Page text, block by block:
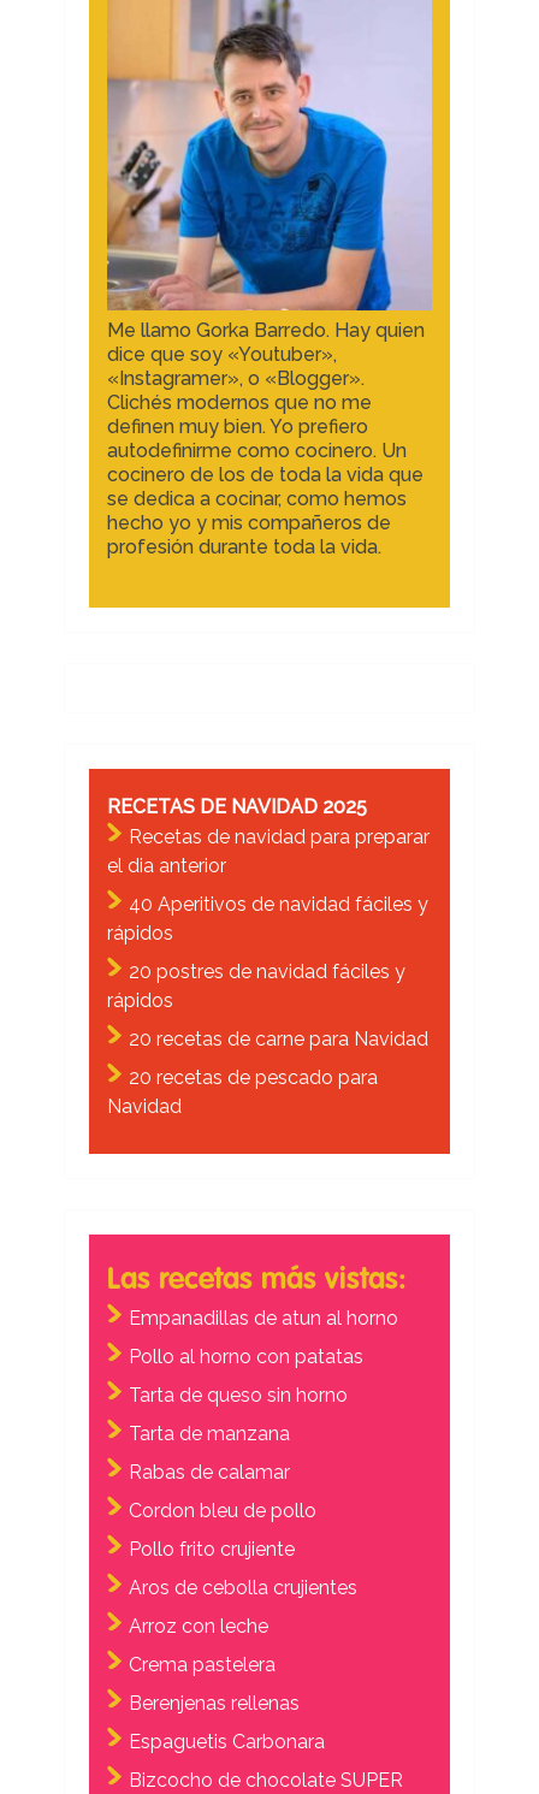
Me llamo Gorka Barredo. Hay quien
dice que soy «Youtuber»,
«Instagramer», o «Blogger».
Clichés modernos que no me
definen muy bien. Yo prefiero
autodefinirme como cocinero. Un
cocinero de los de toda la vida que
se dedica a cocinar, como hemos
hecho yo y mis compañeros de
profesión durante toda la vida.
RECETAS DE NAVIDAD 2025
Recetas de navidad para preparar
el dia anterior
40 Aperitivos de navidad fáciles y
rápidos
20 postres de navidad fáciles y
rápidos
20 recetas de carne para Navidad
20 recetas de pescado para
Navidad
Las recetas más vistas:
Empanadillas de atun al horno
Pollo al horno con patatas
Tarta de queso sin horno
Tarta de manzana
Rabas de calamar
Cordon bleu de pollo
Pollo frito crujiente
Aros de cebolla crujientes
Arroz con leche
Crema pastelera
Berenjenas rellenas
Espaguetis Carbonara
Bizcocho de chocolate SUPER